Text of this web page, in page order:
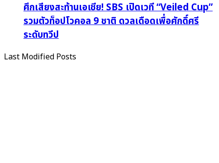
ศึกเสียงสะท้านเอเชีย! SBS เปิดเวที “Veiled Cup”
รวมตัวท็อปโวคอล 9 ชาติ ดวลเดือดเพื่อศักดิ์ศรี
ระดับทวีป
Last Modified Posts